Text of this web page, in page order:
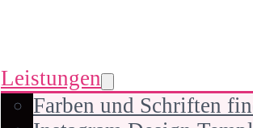
Leistungen
Farben und Schriften